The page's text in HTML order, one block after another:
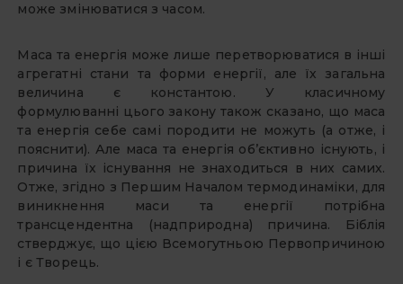
може змінюватися з часом.
Маса та енергія може лише перетворюватися в інші
агрегатні стани та форми енергії, але їх загальна
величина є константою. У класичному
формулюванні цього закону також сказано, що маса
та енергія себе самі породити не можуть (а отже, і
пояснити). Але маса та енергія об’єктивно існують, і
причина їх існування не знаходиться в них самих.
Отже, згідно з Першим Началом термодинаміки, для
виникнення маси та енергії потрібна
трансцендентна (надприродна) причина. Біблія
стверджує, що цією Всемогутньою Первопричиною
і є Творець.